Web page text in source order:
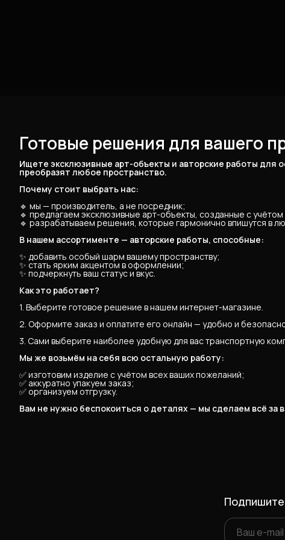
Готовые решения для вашего
Ищете эксклюзивные арт-объекты и авторские работы
преобразят любое пространство.
Почему стоит выбрать нас:
🔹 мы — производитель, а не посредник;
🔹 предлагаем эксклюзивные арт-объекты, созданные с
🔹 разрабатываем решения, которые гармонично впишутся в
В нашем ассортименте — авторские работы, способные:
✨ добавить особый шарм вашему пространству;
✨ стать ярким акцентом в оформлении;
✨ подчеркнуть ваш статус и вкус.
Как это работает?
1. Выберите готовое решение в нашем интернет-магазине.
2. Оформите заказ и оплатите его онлайн — удобно и
3. Сами выберите наиболее удобную для вас транспортную
Мы же возьмём на себя всю остальную работу:
✅ изготовим изделие с учётом всех ваших пожеланий;
✅ аккуратно упакуем заказ;
✅ организуем отгрузку.
Вам не нужно беспокоиться о деталях — мы сделаем всё